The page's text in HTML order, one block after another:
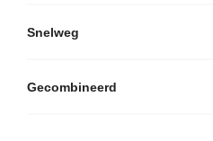
Snelweg
Gecombineerd